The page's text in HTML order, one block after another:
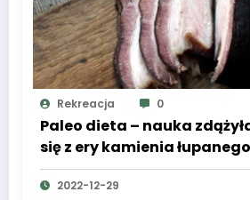
Rekreacja 0
Paleo dieta – nauka
się z ery kamienia łupanego
2022-12-29